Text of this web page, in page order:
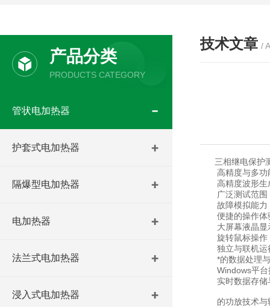
产品分类
PRODUCTS CATEGORY
管状电加热器
护套式电加热器
隔爆型电加热器
电加热器
法兰式电加热器
浸入式电加热器
技术文章 /
三相继电保护测
高精度与多功
高精度波形生成
广泛测试范围：
故障模拟能力：
便捷的操作体
大屏幕液晶显示
旋转鼠标操作：
独立与联机运行
*的数据处理与
Windows平台操
实时数据存储与
的功放技术与